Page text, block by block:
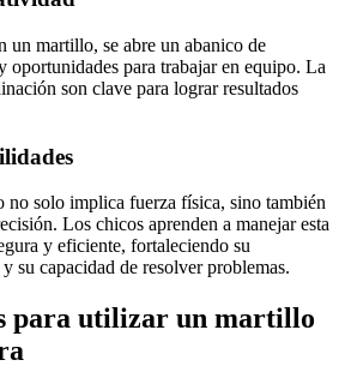
un martillo, se abre un abanico de
oportunidades para trabajar en equipo. La
son clave para lograr resultados
no solo implica fuerza física, sino también
Los chicos aprenden a manejar esta
y eficiente, fortaleciendo su
su capacidad de resolver problemas.
para utilizar un martillo